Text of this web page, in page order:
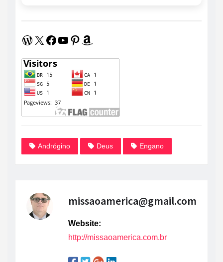
WordPress X Facebook Youtube Pinterest Amazon
Andrógino Deus Engano
missaoamerica@gmail.com
Website:
http://missaoamerica.com.br